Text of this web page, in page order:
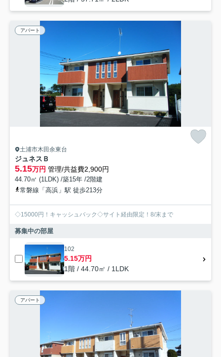
アパート
土浦市木田余東台
ジュネスＢ
5.15万円 管理/共益費2,900円
44.70㎡ (1LDK) /築15年 /2階建
常磐線「高浜」駅 徒歩213分
◇15000円！キャッシュバック◇サイト経由限定！8/末まで
募集中の部屋
102
5.15万円
1階 / 44.70㎡ / 1LDK
アパート